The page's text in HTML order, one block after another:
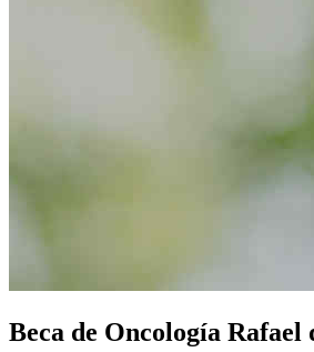
Beca de Oncología Rafael